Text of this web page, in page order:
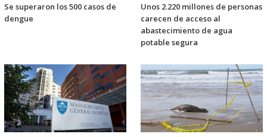
Se superaron los 500 casos de
dengue
Unos 2.220 millones de personas
carecen de acceso al
abastecimiento de agua
potable segura